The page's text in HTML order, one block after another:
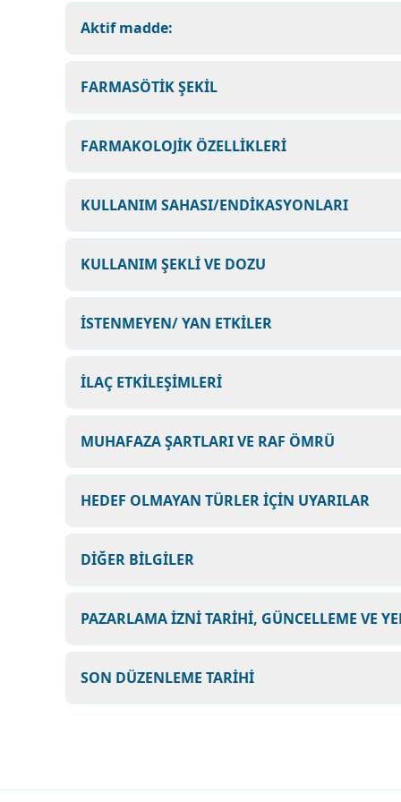
Aktif madde:
FARMASÖTİK ŞEKİL
FARMAKOLOJİK ÖZELLİKLERİ
KULLANIM SAHASI/ENDİKASYONLARI
KULLANIM ŞEKLİ VE DOZU
İSTENMEYEN/ YAN ETKİLER
İLAÇ ETKİLEŞİMLERİ
MUHAFAZA ŞARTLARI VE RAF ÖMRÜ
HEDEF OLMAYAN TÜRLER İÇİN UYARILAR
DİĞER BİLGİLER
PAZARLAMA İZNİ TARİHİ, GÜNCELLEME VE
SON DÜZENLEME TARİHİ